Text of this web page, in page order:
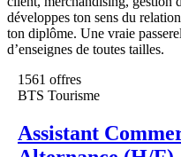
développes ton sens du
ton diplôme. Une vraie
d’enseignes de toutes tailles.
1561 offres
BTS Tourisme
Assistant